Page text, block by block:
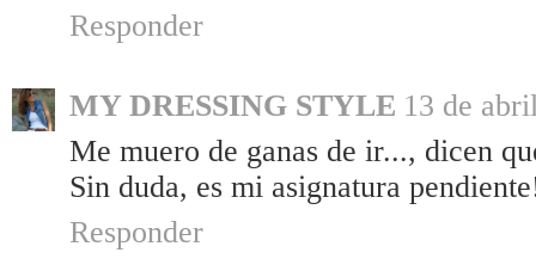
Responder
MY DRESSING STYLE 13 de
Me muero de ganas de ir..., dicen
Sin duda, es mi asignatura
Responder